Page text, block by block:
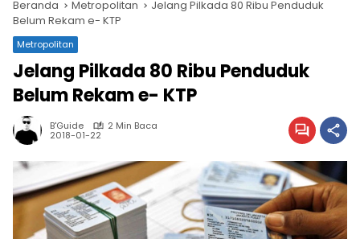
Beranda Metropolitan
Jelang Pilkada 80 Ribu Penduduk
Belum Rekam e- KTP
Metropolitan
Jelang Pilkada 80 Ribu Penduduk
Belum Rekam e- KTP
B'Guide 2 Min Baca
2018-01-22